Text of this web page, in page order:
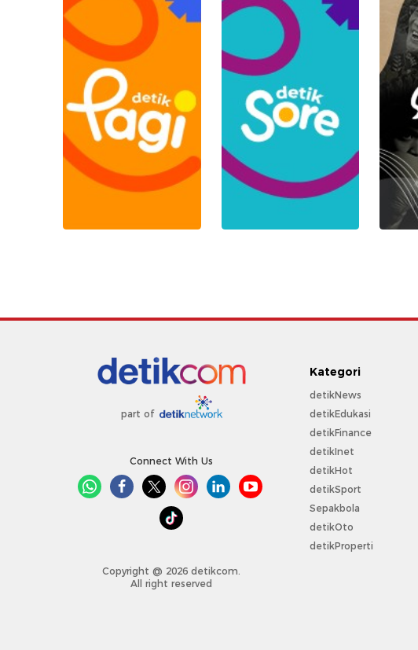
part of
Connect With Us
Copyright @ 2026 detikcom.
All right reserved
Kategori
detikNews
detikEdukasi
detikFinance
detikInet
detikHot
detikSport
Sepakbola
detikOto
detikProperti